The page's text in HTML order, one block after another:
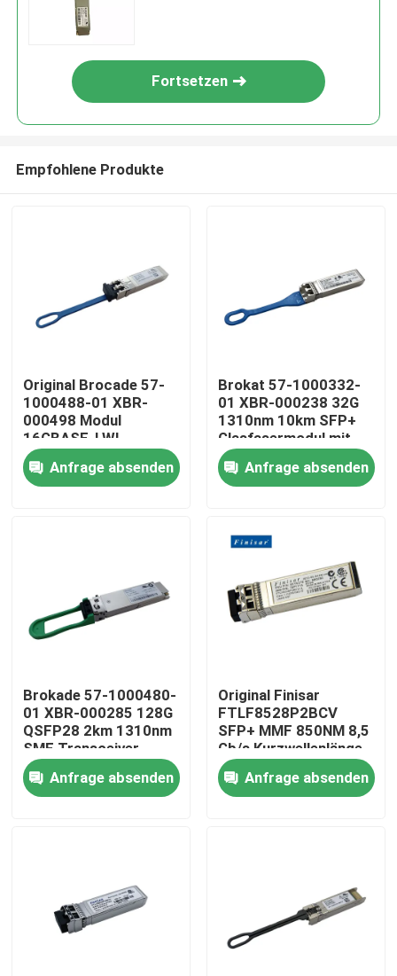
Haus
Fabrik-Ausflug
Qualitätskontrolle
Treten Sie mit uns in Verbindung
Nachrichten
400G/800G optisches Modul
Fortsetzen
Empfohlene Produkte
Original Brocade 57-
1000488-01 XBR-
000498 Modul
16GBASE-LWL
16Gbps Sicher 10km
1310nm SMF
Glasfaserausrüstung
Anfrage absenden
Brokat 57-1000332-
01 XBR-000238 32G
1310nm 10km SFP+
Glasfasermodul mit
FC-Anschluss
Anfrage absenden
Brokade 57-1000480-
01 XBR-000285 128G
QSFP28 2km 1310nm
SMF Transceiver
Modul mit LC-
Anschluss
Anfrage absenden
Original Finisar
FTLF8528P2BCV
SFP+ MMF 850NM 8,5
Gb/s Kurzwellenlänge
SFP+
Transceivermodul
Anfrage absenden